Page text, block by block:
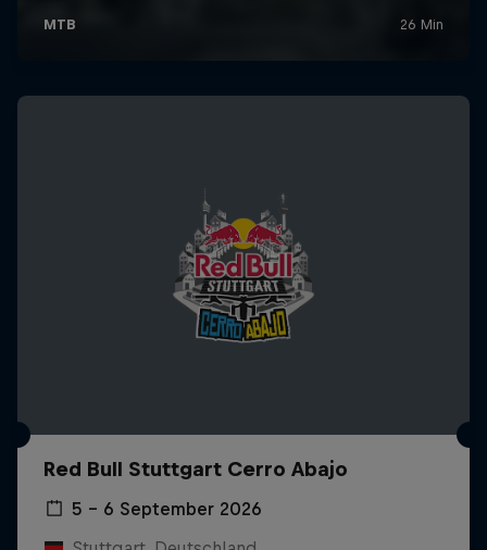
Red Bull Stuttgart Cerro Abajo
5 – 6 September 2026